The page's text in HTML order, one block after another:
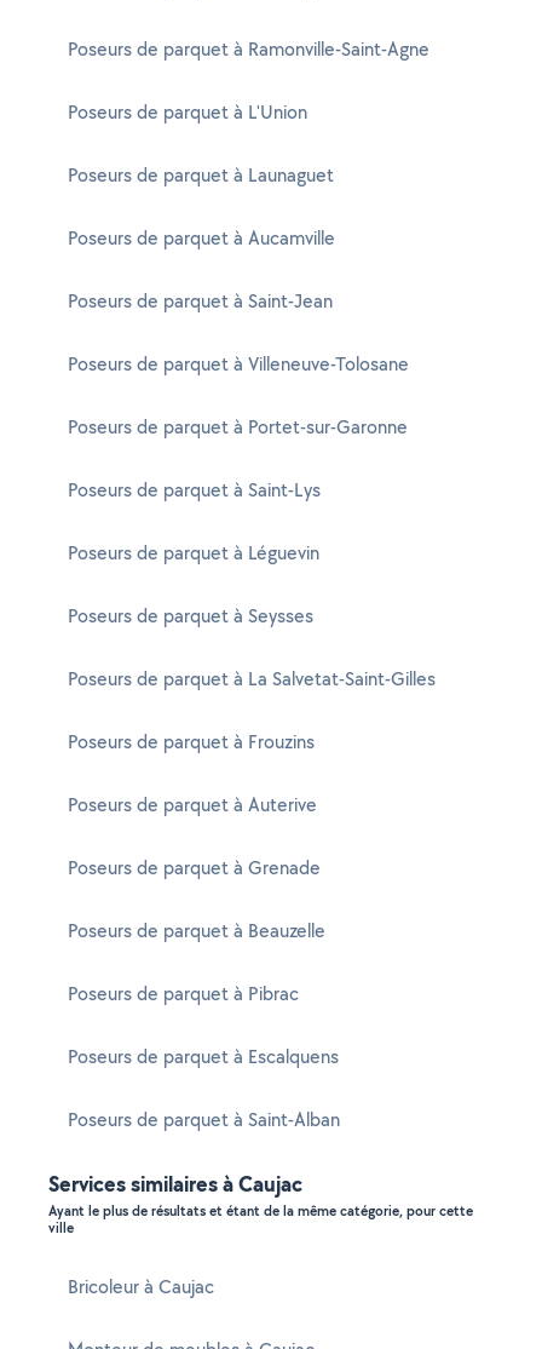
Poseurs de parquet à Ramonville-Saint-Agne
Poseurs de parquet à L'Union
Poseurs de parquet à Launaguet
Poseurs de parquet à Aucamville
Poseurs de parquet à Saint-Jean
Poseurs de parquet à Villeneuve-Tolosane
Poseurs de parquet à Portet-sur-Garonne
Poseurs de parquet à Saint-Lys
Poseurs de parquet à Léguevin
Poseurs de parquet à Seysses
Poseurs de parquet à La Salvetat-Saint-Gilles
Poseurs de parquet à Frouzins
Poseurs de parquet à Auterive
Poseurs de parquet à Grenade
Poseurs de parquet à Beauzelle
Poseurs de parquet à Pibrac
Poseurs de parquet à Escalquens
Poseurs de parquet à Saint-Alban
Services similaires à Caujac
Ayant le plus de résultats et étant de la même catégorie, pour cette
ville
Bricoleur à Caujac